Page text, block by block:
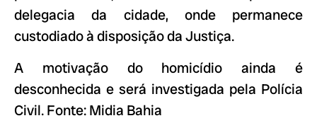
delegacia da cidade, onde permanece
custodiado à disposição da Justiça.
A motivação do homicídio ainda é
desconhecida e será investigada pela Polícia
Civil. Fonte: Midia Bahia